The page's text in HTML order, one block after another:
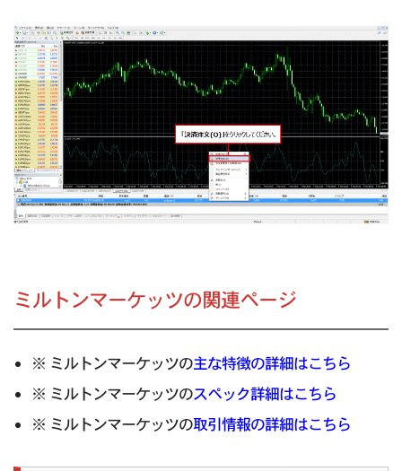
ミルトンマーケッツの関連ページ
※ ミルトンマーケッツの主な特徴の詳細はこちら
※ ミルトンマーケッツのスペック詳細はこちら
※ ミルトンマーケッツの取引情報の詳細はこちら